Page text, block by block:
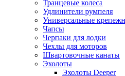
Транцевые колеса
Удлинители румпеля
Универсальные
Чапсы
Черпаки для лодки
Чехлы для моторов
Швартовочные канаты
Эхолоты
Эхолоты Deeper